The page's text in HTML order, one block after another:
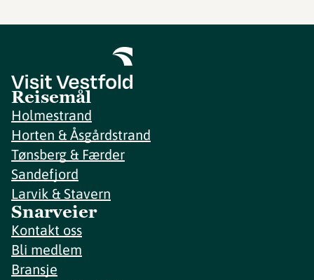
Reisemål
Holmestrand
Horten & Åsgårdstrand
Tønsberg & Færder
Sandefjord
Larvik & Stavern
Snarveier
Kontakt oss
Bli medlem
Bransje